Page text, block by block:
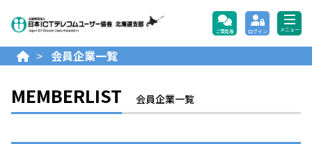
公益財団法人日本ICTテレ
ご意見等 ログイン メニュー
> 会員企業一覧
MEMBERLIST 会員企業一覧